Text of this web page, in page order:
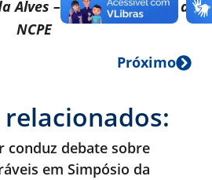
Alves – Aluna voluntária do
NCPE
Próximo
conduz debate sobre
em Simpósio da